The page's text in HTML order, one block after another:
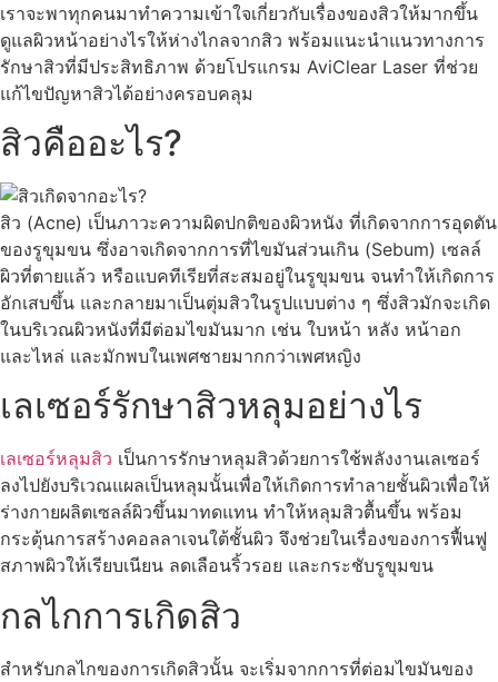
เราจะพาทุกคนมาทำความเข้าใจเกี่ยวกับเรื่องของสิวให้มากขึ้น
ดูแลผิวหน้าอย่างไรให้ห่างไกลจากสิว พร้อมแนะนำแนวทางการ
รักษาสิวที่มีประสิทธิภาพ ด้วยโปรแกรม AviClear Laser ที่ช่วย
แก้ไขปัญหาสิวได้อย่างครอบคลุม
สิวคืออะไร?
สิว (Acne) เป็นภาวะความผิดปกติของผิวหนัง ที่เกิดจากการอุดตัน
ของรูขุมขน ซึ่งอาจเกิดจากการที่ไขมันส่วนเกิน (Sebum) เซลล์
ผิวที่ตายแล้ว หรือแบคทีเรียที่สะสมอยู่ในรูขุมขน จนทำให้เกิดการ
อักเสบขึ้น และกลายมาเป็นตุ่มสิวในรูปแบบต่าง ๆ ซึ่งสิวมักจะเกิด
ในบริเวณผิวหนังที่มีต่อมไขมันมาก เช่น ใบหน้า หลัง หน้าอก
และไหล่ และมักพบในเพศชายมากกว่าเพศหญิง
เลเซอร์รักษาสิวหลุมอย่างไร
เลเซอร์หลุมสิว เป็นการรักษาหลุมสิวด้วยการใช้พลังงานเลเซอร์
ลงไปยังบริเวณแผลเป็นหลุมนั้นเพื่อให้เกิดการทำลายชั้นผิวเพื่อให้
ร่างกายผลิตเซลล์ผิวขึ้นมาทดแทน ทำให้หลุมสิวตื้นขึ้น พร้อม
กระตุ้นการสร้างคอลลาเจนใต้ชั้นผิว จึงช่วยในเรื่องของการฟื้นฟู
สภาพผิวให้เรียบเนียน ลดเลือนริ้วรอย และกระชับรูขุมขน
กลไกการเกิดสิว
สำหรับกลไกของการเกิดสิวนั้น จะเริ่มจากการที่ต่อมไขมันของ